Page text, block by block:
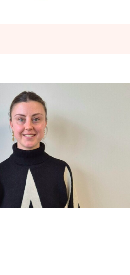
je naar op zoek?